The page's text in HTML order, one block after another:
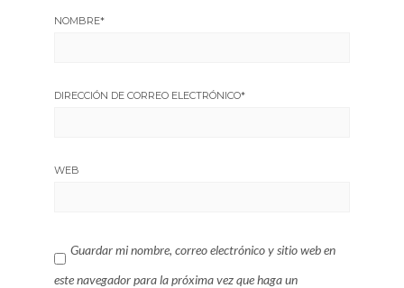
NOMBRE*
DIRECCIÓN DE CORREO ELECTRÓNICO*
WEB
Guardar mi nombre, correo electrónico y sitio web en
este navegador para la próxima vez que haga un